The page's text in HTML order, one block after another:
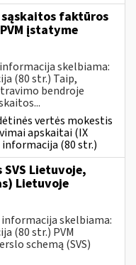
sąskaitos faktūros
įstatyme
skelbiama:
(80 str.) Taip,
bendroje
vertės mokestis
apskaitai (IX
(80 str.)
Lietuvoje,
Lietuvoje
informacija skelbiama:
(80 str.) PVM
schemą (SVS)